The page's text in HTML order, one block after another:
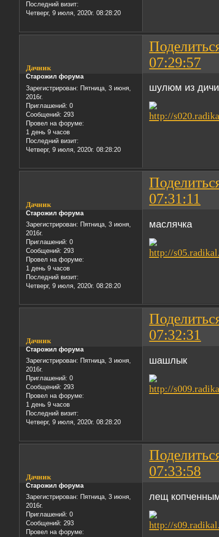
Последний визит:
Четверг, 9 июля, 2020г. 08:28:20
07:29:57
Дачник
Старожил форума
Зарегистрирован: Пятница, 3 июня,
2016г.
Приглашений: 0
Сообщений: 293
Провел на форуме:
1 день 9 часов
Последний визит:
Четверг, 9 июля, 2020г. 08:28:20
шулюм из дичи
07:31:11
Дачник
Старожил форума
Зарегистрирован: Пятница, 3 июня,
2016г.
Приглашений: 0
Сообщений: 293
Провел на форуме:
1 день 9 часов
Последний визит:
Четверг, 9 июля, 2020г. 08:28:20
маслячка
07:32:31
Дачник
Старожил форума
Зарегистрирован: Пятница, 3 июня,
2016г.
Приглашений: 0
Сообщений: 293
Провел на форуме:
1 день 9 часов
Последний визит:
Четверг, 9 июля, 2020г. 08:28:20
шашлык
07:33:58
Дачник
Старожил форума
Зарегистрирован: Пятница, 3 июня,
2016г.
Приглашений: 0
Сообщений: 293
Провел на форуме:
лещ